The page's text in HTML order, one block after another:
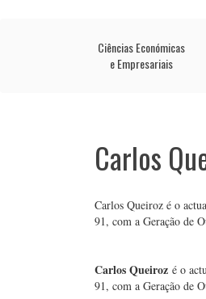
Ciências Económicas
e Empresariais
Carlos
Carlos Queiroz é o
91, com a Geração de
Carlos Queiroz é o
91, com a Geração de